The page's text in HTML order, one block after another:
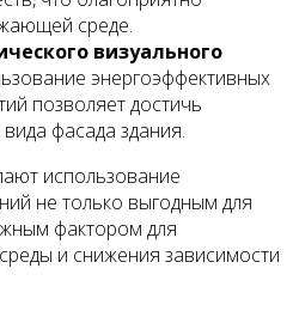
среде.
визуального
энергоэффективных
позволяет достичь
фасада здания.
использование
не только выгодным для
фактором для
и снижения зависимости